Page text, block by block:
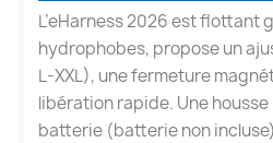
L’eHarness 2026 est flottant
hydrophobes, propose un
L-XXL), une fermeture
libération rapide. Une
batterie (batterie non